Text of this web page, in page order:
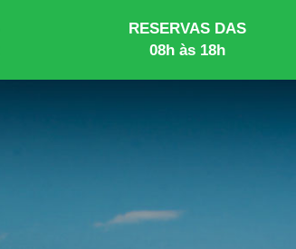
RESERVAS DAS
08h às 18h